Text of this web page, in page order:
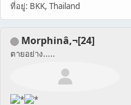
ที่อยู่: BKK, Thailand
Morphinâ‚¬[24]
ตายอย่าง.....